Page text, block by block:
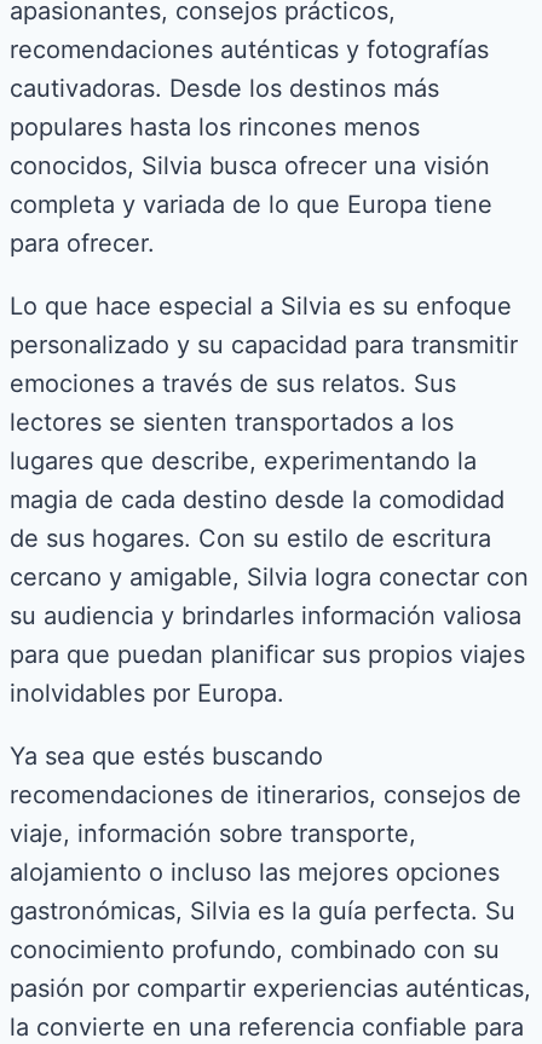
apasionantes, consejos prácticos,
recomendaciones auténticas y fotografías
cautivadoras. Desde los destinos más
populares hasta los rincones menos
conocidos, Silvia busca ofrecer una visión
completa y variada de lo que Europa tiene
para ofrecer.
Lo que hace especial a Silvia es su enfoque
personalizado y su capacidad para transmitir
emociones a través de sus relatos. Sus
lectores se sienten transportados a los
lugares que describe, experimentando la
magia de cada destino desde la comodidad
de sus hogares. Con su estilo de escritura
cercano y amigable, Silvia logra conectar con
su audiencia y brindarles información valiosa
para que puedan planificar sus propios viajes
inolvidables por Europa.
Ya sea que estés buscando
recomendaciones de itinerarios, consejos de
viaje, información sobre transporte,
alojamiento o incluso las mejores opciones
gastronómicas, Silvia es la guía perfecta. Su
conocimiento profundo, combinado con su
pasión por compartir experiencias auténticas,
la convierte en una referencia confiable para